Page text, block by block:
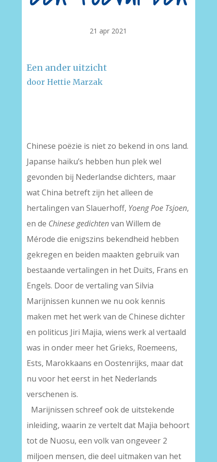
21 apr 2021
Een ander uitzicht
door Hettie Marzak
Chinese poëzie is niet zo bekend in ons land.
Japanse haiku’s hebben hun plek wel
gevonden bij Nederlandse dichters, maar
wat China betreft zijn het alleen de
hertalingen van Slauerhoff, Yoeng Poe Tsjoen,
en de Chinese gedichtenvan Willem de
Mérode die enigszins bekendheid hebben
gekregen en beiden maakten gebruik van
bestaande vertalingen in het Duits, Frans en
Engels. Door de vertaling van Silvia
Marijnissen kunnen we nu ook kennis
maken met het werk van de Chinese dichter
en politicus Jiri Majia, wiens werk al vertaald
was in onder meer het Grieks, Roemeens,
Ests, Marokkaans en Oostenrijks, maar dat
nu voor het eerst in het Nederlands
verschenen is.
Marijnissen schreef ook de uitstekende
inleiding, waarin ze vertelt dat Majia behoort
tot de Nuosu, een volk van ongeveer 2
miljoen mensen, die deel uitmaken van het